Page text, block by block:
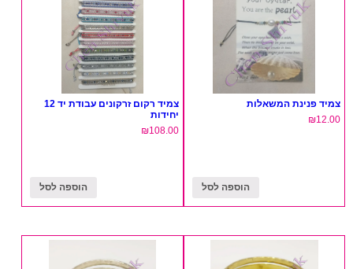
צמיד פנינת המשאלות
₪12.00
הוספה לסל
צמיד רקום זרקונים עבודת יד 12
יחידות
₪108.00
הוספה לסל